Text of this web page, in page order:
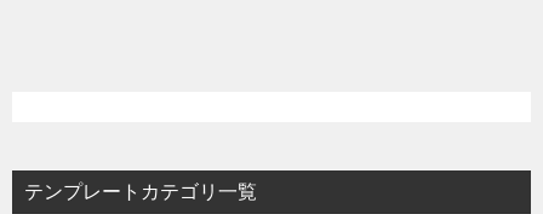
シ
テンプレートカテゴリ一覧